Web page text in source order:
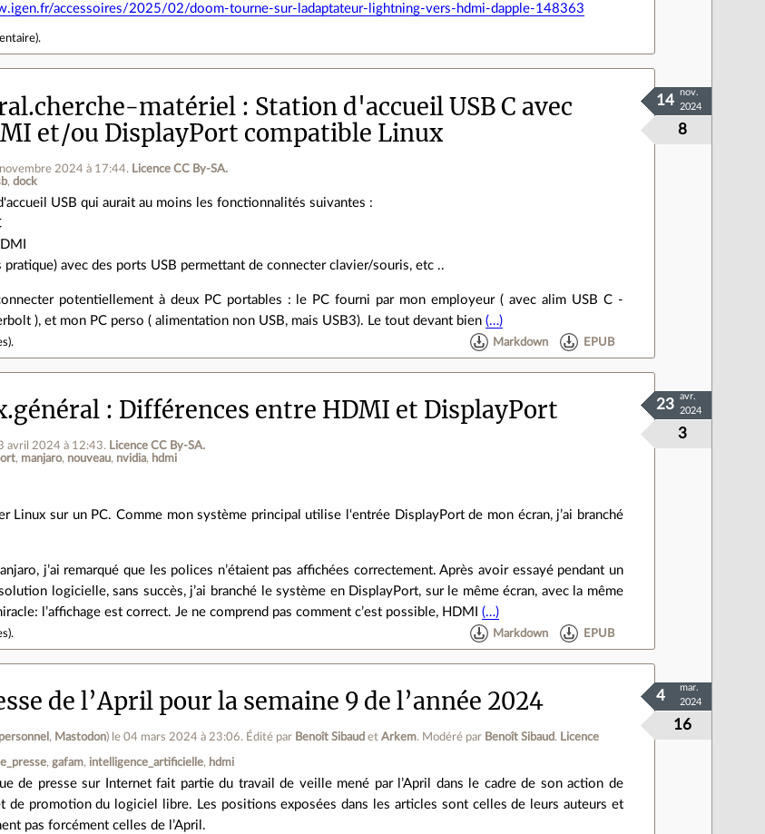
accessoires/2025/02/doom-tourne-sur-ladaptateur-lightning-vers-hdmi-dapple-148363
).
matériel
Station d'accueil USB C avec
et/ou DisplayPort compatible Linux
2024 à 17:44. Licence CC By‑SA.
dock
8
14
nov.
2024
USB qui aurait au moins les fonctionnalités suivantes :
avec des ports USB permettant de connecter clavier/souris, etc ..
potentiellement à deux PC portables : le PC fourni par mon employeur ( avec alim USB C -
), et mon PC perso ( alimentation non USB, mais USB3). Le tout devant bien(…)
). Markdown EPUB
Différences entre HDMI et DisplayPort
avril 2024 à 12:43. Licence CC By‑SA.
manjaro nouveau nvidia hdmi
3
23
avr.
2024
Linux sur un PC. Comme mon système principal utilise l‘entrée DisplayPort de mon écran, j’ai branché
j’ai remarqué que les polices n’étaient pas affichées correctement. Après avoir essayé pendant un
logicielle, sans succès, j’ai branché le système en DisplayPort, sur le même écran, avec la même
l’affichage est correct. Je ne comprend pas comment c’est possible, HDMI(…)
). Markdown EPUB
de l’April pour la semaine 9 de l’année 2024
, Mastodon) le 04 mars 2024 à 23:06. Édité par Benoît Sibaud etArkem. Modéré par Benoît Sibaud. Licence
gafam intelligence_artificielle hdmi
16
4
mar.
2024
de presse sur Internet fait partie du travail de veille mené par l’April dans le cadre de son action de
de promotion du logiciel libre. Les positions exposées dans les articles sont celles de leurs auteurs et
pas forcément celles de l’April.